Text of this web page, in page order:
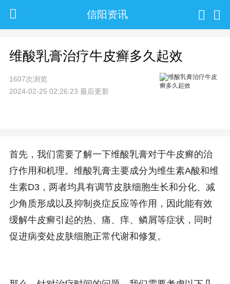
信阳资讯
维酸乳膏治疗牛皮癣多久起效
1607次浏览
2024-02-25 02:26:23 最后更新
首先，我们需要了解一下维酸乳膏对于牛皮癣的治
疗作用和机理。维酸乳膏主要成分为维生素A酸和维
生素D3，两者均具有调节皮肤细胞生长和分化、减
少角质形成以及抑制炎症反应等作用，因此能有效
缓解牛皮癣引起的热、痛、痒、鳞屑等症状，同时
促进病变处皮肤细胞正常代谢和修复。